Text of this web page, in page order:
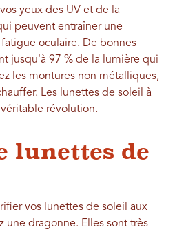
yeux des UV et de la
peuvent entraîner une
oculaire. De bonnes
jusqu'à 97 % de la lumière qui
les montures non métalliques,
Les lunettes de soleil à
révolution.
lunettes de
vos lunettes de soleil aux
une dragonne. Elles sont très